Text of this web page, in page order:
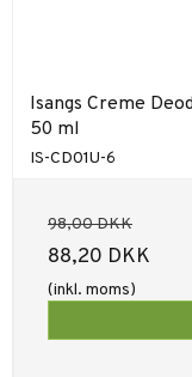
Isangs Creme
50 ml
IS-CD01U-6
98,00 DKK
88,20 DKK
(inkl. moms)